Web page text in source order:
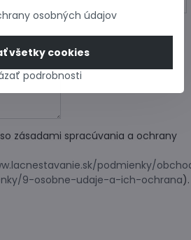
zásadami spracúvania a ochrany
podmienky/
9-osobne-udaje-a-ich-ochrana
osobných údajov
podrobnosti
všetky cookies